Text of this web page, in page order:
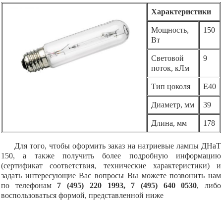
Характеристики
Мощность,
Вт
150
Световой
поток, кЛм
9
Тип цоколя E40
Диаметр, мм 39
Длина, мм 178
Для того, чтобы оформить заказ на натриевые лампы ДНаТ
150, а также получить более подробную информацию
(сертификат соответствия, технические характеристики) и
задать интересующие Вас вопросы Вы можете позвонить нам
по телефонам7 (495) 220 1993, 7 (495) 640 0530, либо
воспользоваться формой, представленной ниже